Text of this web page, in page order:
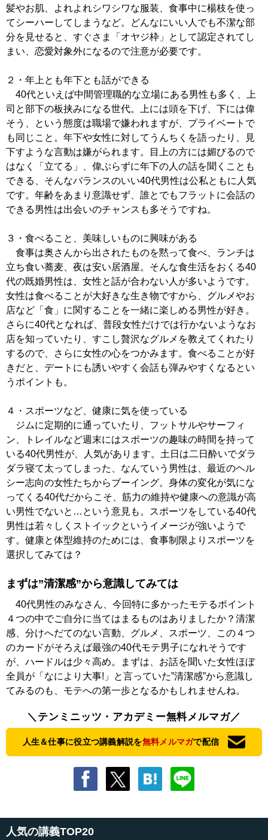
髪やお肌、よれよれシワシワな服装、食事中に楊枝を使っ
てシーハーしてしまうなど。どんなにいい人でも不潔な部
分を見せると、すぐさま「オヤジ枠」として認定されてし
まい、恋愛対象外になるので注意が必要です。
２・年上とも年下とも話ができる
40代といえば中間管理職的な立場にある男性も多く、上
司と部下の板挟みになる世代。上には頭を下げ、下には偉
そう、という態度は職場で嫌われますが、プライベートで
も同じこと。年下や女性に対してうんちくを語ったり、見
下すような言動は嫌がられます。目上の方には媚びるので
はなく「立てる」、偉ぶらずに年下の人の話を聞くことも
できる、そんなバランスのいい40代男性は公私ともに人気
です。年齢をあまり意識せず、誰とでもフラットに会話の
できる男性は出会いのチャンスも多そうですね。
３・食べること、美味しいものに興味がある
食事は奥さんから出されたものを黙って食べ、ランチは
立ち食い蕎麦、夜は安い居酒屋。そんな食生活をおくる40
代の既婚男性は、女性と話が合わない人が多いようです。
女性は食べることが大好きな生き物ですから、グルメやお
店など「食」に関することを一緒に楽しめる男性が好き。
さらに40代となれば、普段女性だけでは行かないようなお
店を知っていたり、すこし贅沢なグルメを教えてくれたり
するので、さらに女性の心をつかみます。食べることが好
きだと、デートにも誘いやすく会話も弾みやすくなるとい
うポイントも。
４・スポーツなど、健康に気を使っている
ジムに定期的に通っていたり、フットサルやサーフィ
ン、トレイルなど週末にはスポーツの趣味の時間を持って
いる40代男性が、人気があります。土日は二日酔いでダラ
ダラ寝て太ってしまった、なんていう男性は、最近のヘル
シー志向の女性たちからブーイング。身体の変化が気にな
ってくる40代だからこそ、筋力の維持や健康への意識が高
い男性でないと…という意見も。スポーツをしている40代
男性は若々しくストイックというイメージが強いようで
す。健康と体型維持のためには、食事制限よりスポーツを
選択してみては？
まずは”清潔感”から意識してみては
40代男性のみなさん、今回特に多かったモテるポイント
４つの中でご自分に当てはまるものはありましたか？清潔
感、分けへだてのない言動、グルメ、スポーツ、この４つ
のカードがそろえば最強の40代モテ男子になれそうです
が、ハードルは少々高め。まずは、お話を聞いた女性ほぼ
全員が「なにより大事!」と言っていた”清潔感”から意識し
てみるのも、モテへの第一歩となるかもしれませんね。
＼テンミニッツ・アカデミー無料メルマガ／
人生＆仕事に役立つ講義解説を無料メルマガで配信
人気の講義TOP20